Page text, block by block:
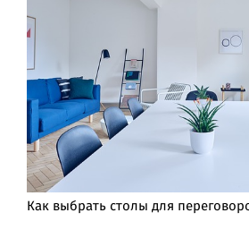
Как выбрать столы для